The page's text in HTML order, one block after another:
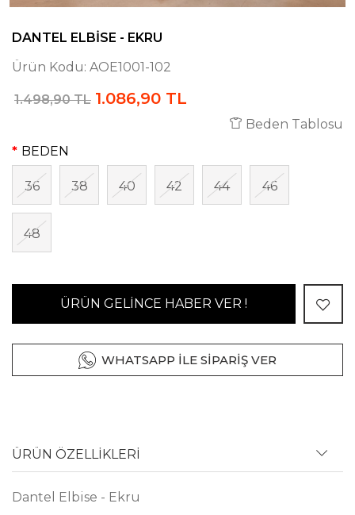
DANTEL ELBISE - EKRU
Ürün Kodu: AOE1001-102
1.498,90 TL 1.086,90 TL
Beden Tablosu
BEDEN
36 38 40 42 44 46
48
ÜRÜN GELİNCE HABER VER !
WHATSAPP İLE SİPARİŞ VER
ÜRÜN ÖZELLİKLERİ
Dantel Elbise - Ekru